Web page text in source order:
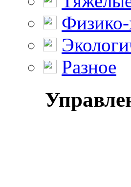
Физико-
Разное